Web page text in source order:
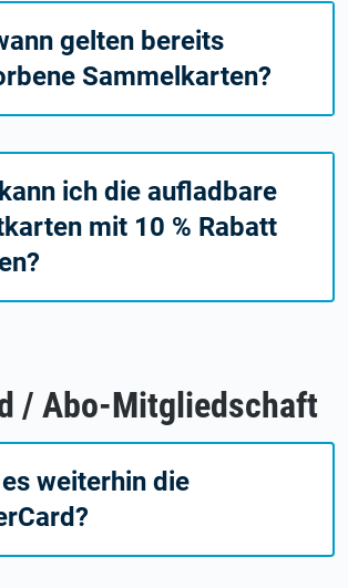
gelten bereits
Sammelkarten?
ich die aufladbare
mit 10 % Rabatt
/ Abo-Mitgliedschaft
weiterhin die